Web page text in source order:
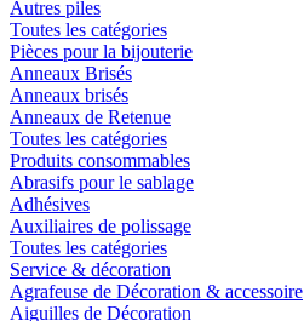
Autres piles
Toutes les catégories
Pièces pour la bijouterie
Anneaux Brisés
Anneaux brisés
Anneaux de Retenue
Toutes les catégories
Produits consommables
Abrasifs pour le sablage
Adhésives
Auxiliaires de polissage
Toutes les catégories
Service & décoration
Agrafeuse de Décoration & accessoire
Aiguilles de Décoration